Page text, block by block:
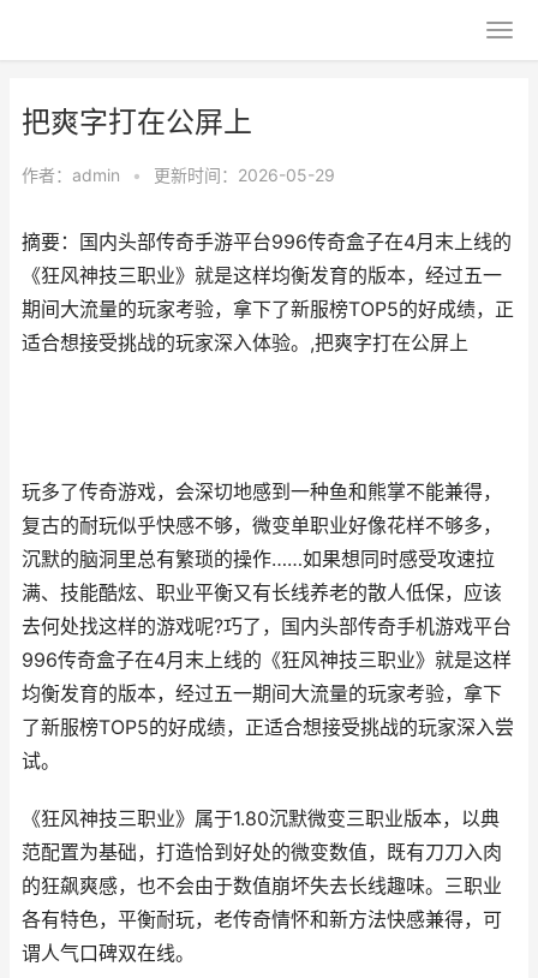
把爽字打在公屏上
作者： admin • 更新时间：2026-05-29
摘要：国内头部传奇手游平台996传奇盒子在4月末上线的
《狂风神技三职业》就是这样均衡发育的版本，经过五一
期间大流量的玩家考验，拿下了新服榜TOP5的好成绩，正
适合想接受挑战的玩家深入体验。,把爽字打在公屏上
玩多了传奇游戏，会深切地感到一种鱼和熊掌不能兼得，
复古的耐玩似乎快感不够，微变单职业好像花样不够多，
沉默的脑洞里总有繁琐的操作……如果想同时感受攻速拉
满、技能酷炫、职业平衡又有长线养老的散人低保，应该
去何处找这样的游戏呢?巧了，国内头部传奇手机游戏平台
996传奇盒子在4月末上线的《狂风神技三职业》就是这样
均衡发育的版本，经过五一期间大流量的玩家考验，拿下
了新服榜TOP5的好成绩，正适合想接受挑战的玩家深入尝
试。
《狂风神技三职业》属于1.80沉默微变三职业版本，以典
范配置为基础，打造恰到好处的微变数值，既有刀刀入肉
的狂飙爽感，也不会由于数值崩坏失去长线趣味。三职业
各有特色，平衡耐玩，老传奇情怀和新方法快感兼得，可
谓人气口碑双在线。